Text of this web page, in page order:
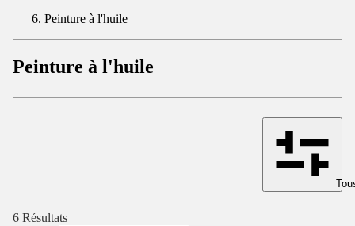
Peinture à l'huile
Peinture à l'huile
6 Résultats